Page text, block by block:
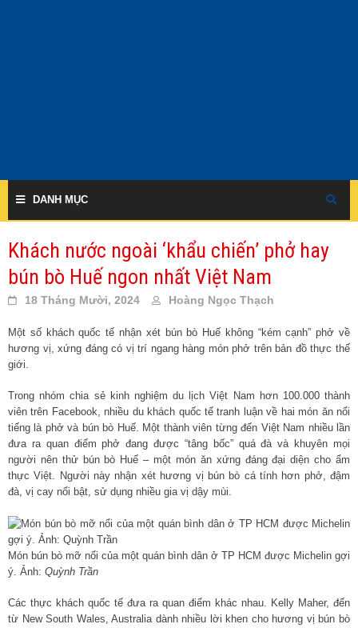
DANH MỤC
Khách nước ngoài ‘khẩu chiến’ phở hay
bún bò Huế ngon nhất Việt Nam
18 Tháng Mười, 2024 Hoàng Ngọc Thạch
Một số khách quốc tế nhận xét bún bò Huế không “kém cạnh” phở về
hương vị, xứng đáng có vị trí ngang hàng món phở trên bản đồ thực thế
giới.
Trong nhóm chia sẻ kinh nghiệm du lịch Việt Nam hơn 100.000 thành
viên trên Facebook, nhiều du khách quốc tế tranh luận về hai món ăn nổi
tiếng là phở và bún bò Huế. Một thành viên từng đến Việt Nam nhiều lần
đưa ra quan điểm phở đang được “tâng bốc” quá đà và khuyên mọi
người nên thử bún bò Huế – một món ăn xứng đáng đại diện cho ẩm
thực Việt. Người này nhận xét hương vị bún bò cá tính hơn phở, đậm
đà, vị cay nổi bật, sử dụng nhiều gia vị dậy mùi.
Món bún bò mỡ nổi của một quán bình dân ở TP HCM được Michelin gợi
ý. Ảnh: Quỳnh Trần
Các thực khách quốc tế đưa ra quan điểm khác nhau. Kelly Maher, đến
từ New South Wales, Australia dành nhiều lời khen cho hương vị bún bò